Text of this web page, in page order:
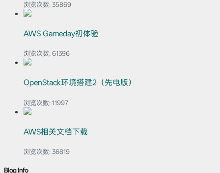
浏览次数: 35869
AWS Gameday初体验
浏览次数: 61396
OpenStack环境搭建2（先电版）
浏览次数: 11997
AWS相关文档下载
浏览次数: 36819
Blog Info